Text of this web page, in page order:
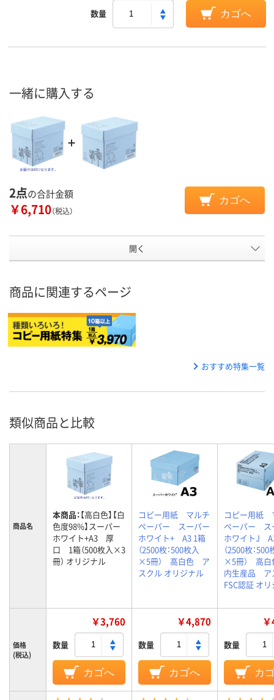
数量 カゴへ
一緒に購入する
2点の合計金額
￥6,710（税込）
カゴへ
開く
商品に関連するページ
おすすめ特集一覧
類似商品と比較
商品名
本商品：【高白色】【白
色度98%】スーパー
ホワイト+A3 厚
口 1箱（500枚入×3
冊） オリジナル
コピー用紙 マルチ
ペーパー スーパー
ホワイト+ A3 1箱
（2500枚：500枚入
×5冊） 高白色 ア
スクル オリジナル
コピー用紙
ペーパー ス
ホワイトJ
（2500枚：500
×5冊） 高
内生産品 ア
FSC認証 オ
価格
(税込)
￥3,760
数量
カゴへ
￥4,870
数量
カゴへ
数量
カ